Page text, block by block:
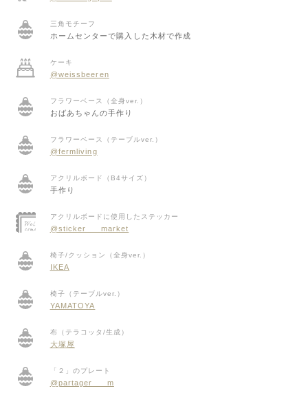
三角モチーフ
ホームセンターで購入した木材で作成
ケーキ
@weissbeeren
フラワーベース（全身ver.）
おばあちゃんの手作り
フラワーベース（テーブルver.）
@fermliving
アクリルボード（B4サイズ）
手作り
アクリルボードに使用したステッカー
@sticker___market
椅子/クッション（全身ver.）
IKEA
椅子（テーブルver.）
YAMATOYA
布（テラコッタ/生成）
大塚屋
「２」のプレート
@partager___m